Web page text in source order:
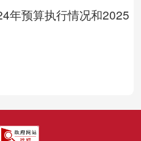
年预算执行情况和2025